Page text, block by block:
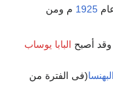
1925م ومن
البابا يوساب
(فى الفترة من